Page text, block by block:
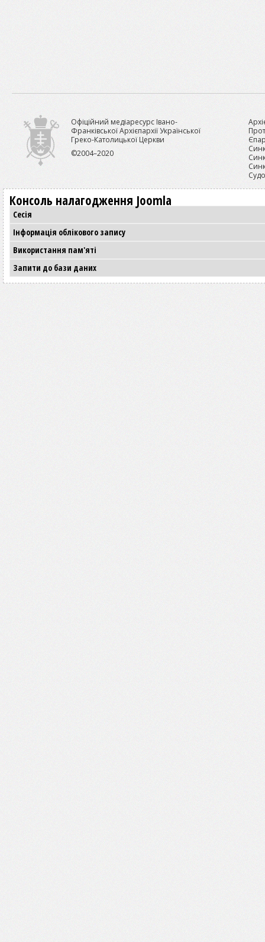
Офіційний медіаресурс Івано-
Франківської Архієпархії Української
Греко-Католицької Церкви
©2004–2020
Консоль налагодження Joomla
Сесія
Інформація облікового запису
Використання пам'яті
Запити до бази даних